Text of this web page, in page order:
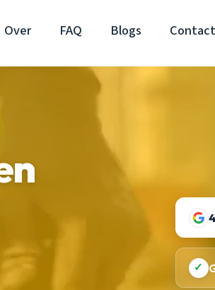
Over FAQ Blogs Contact
✓